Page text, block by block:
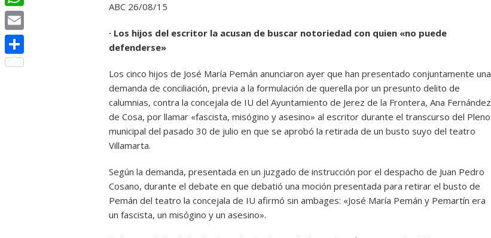
ABC 26/08/15
· Los hijos del escritor la acusan de buscar notoriedad con quien «no puede
defenderse»
Los cinco hijos de José María Pemán anunciaron ayer que han presentado conjuntamente una
demanda de conciliación, previa a la formulación de querella por un presunto delito de
calumnias, contra la concejala de IU del Ayuntamiento de Jerez de la Frontera, Ana Fernández
de Cosa, por llamar «fascista, misógino y asesino» al escritor durante el transcurso del Pleno
municipal del pasado 30 de julio en que se aprobó la retirada de un busto suyo del teatro
Villamarta.
Según la demanda, presentada en un juzgado de instrucción por el despacho de Juan Pedro
Cosano, durante el debate en que debatió una moción presentada para retirar el busto de
Pemán del teatro la concejala de IU afirmó sin ambages: «José María Pemán y Pemartín era
un fascista, un misógino y un asesino».
WhatsApp
Email
Compartir